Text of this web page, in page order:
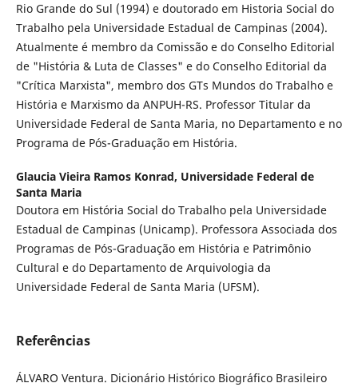
Rio Grande do Sul (1994) e doutorado em Historia Social do
Trabalho pela Universidade Estadual de Campinas (2004).
Atualmente é membro da Comissão e do Conselho Editorial
de "História & Luta de Classes" e do Conselho Editorial da
"Crítica Marxista", membro dos GTs Mundos do Trabalho e
História e Marxismo da ANPUH-RS. Professor Titular da
Universidade Federal de Santa Maria, no Departamento e no
Programa de Pós-Graduação em História.
Glaucia Vieira Ramos Konrad, Universidade Federal de
Santa Maria
Doutora em História Social do Trabalho pela Universidade
Estadual de Campinas (Unicamp). Professora Associada dos
Programas de Pós-Graduação em História e Patrimônio
Cultural e do Departamento de Arquivologia da
Universidade Federal de Santa Maria (UFSM).
Referências
ÁLVARO Ventura. Dicionário Histórico Biográfico Brasileiro